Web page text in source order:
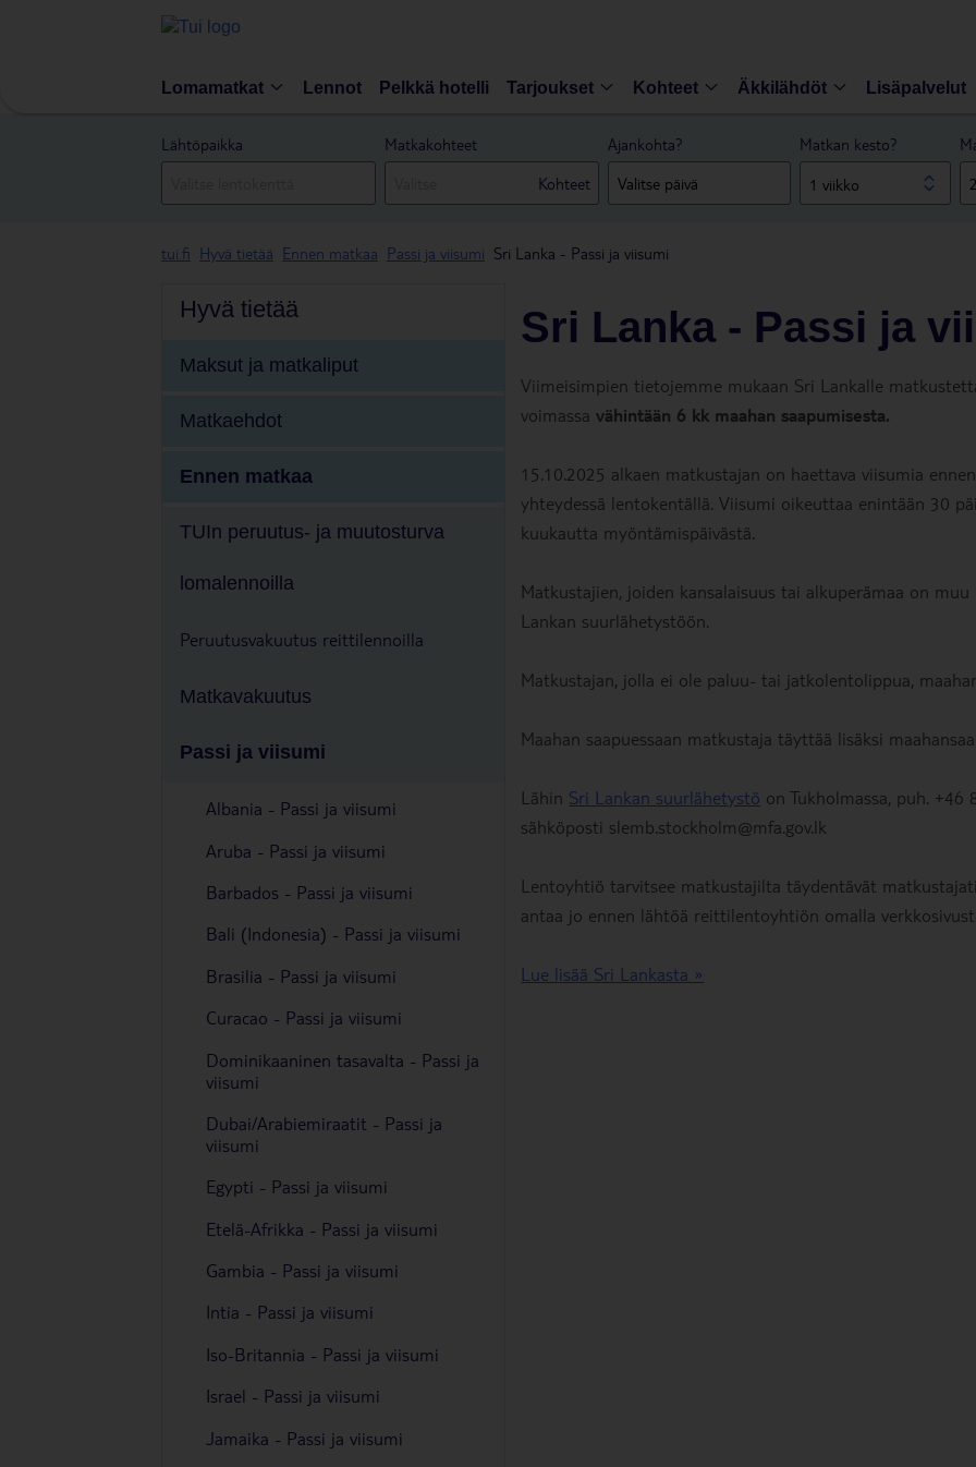
Lomamatkat Lennot Pelkkä hotelli Tarjoukset Kohteet Äkkilähdöt Lisäpalvelut
Lähtöpaikka
Matkakohteet
Kohteet
Ajankohta? Matkan kesto?
1 viikko
tui.fi Hyvä tietää Ennen matkaa Passi ja viisumi Sri Lanka - Passi ja viisumi
Hyvä tietää
Maksut ja matkaliput
Matkaehdot
Ennen matkaa
TUIn peruutus- ja muutosturva
lomalennoilla
Peruutusvakuutus reittilennoilla
Matkavakuutus
Passi ja viisumi
Albania - Passi ja viisumi
Aruba - Passi ja viisumi
Barbados - Passi ja viisumi
Bali (Indonesia) - Passi ja viisumi
Brasilia - Passi ja viisumi
Curacao - Passi ja viisumi
Dominikaaninen tasavalta - Passi ja
viisumi
Dubai/Arabiemiraatit - Passi ja
viisumi
Egypti - Passi ja viisumi
Etelä-Afrikka - Passi ja viisumi
Gambia - Passi ja viisumi
Intia - Passi ja viisumi
Iso-Britannia - Passi ja viisumi
Israel - Passi ja viisumi
Jamaika - Passi ja viisumi
Sri Lanka - Passi ja
Viimeisimpien tietojemme mukaan Sri Lankalle
voimassavähintään 6 kk maahan saapumisesta.
15.10.2025 alkaen matkustajan on haettava viisumia
yhteydessä lentokentällä. Viisumi oikeuttaa enintään 30
kuukautta myöntämispäivästä.
Matkustajien, joiden kansalaisuus tai alkuperämaa on
Lankan suurlähetystöön.
Matkustajan, jolla ei ole paluu- tai jatkolentolippua,
Maahan saapuessaan matkustaja täyttää lisäksi
Lähin Sri Lankan suurlähetystö on Tukholmassa, puh.
sähköposti slemb.stockholm@mfa.gov.lk
Lentoyhtiö tarvitsee matkustajilta täydentävät
antaa jo ennen lähtöä reittilentoyhtiön omalla
Lue lisää Sri Lankasta »